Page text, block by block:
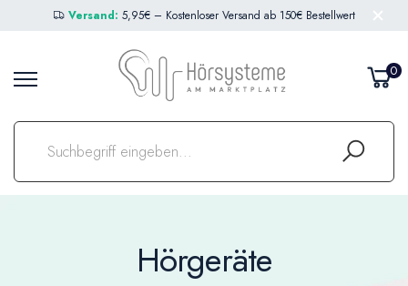
Versand: 5,95€ – Kostenloser Versand ab 150€ Bestellwert
0
Hörgeräte